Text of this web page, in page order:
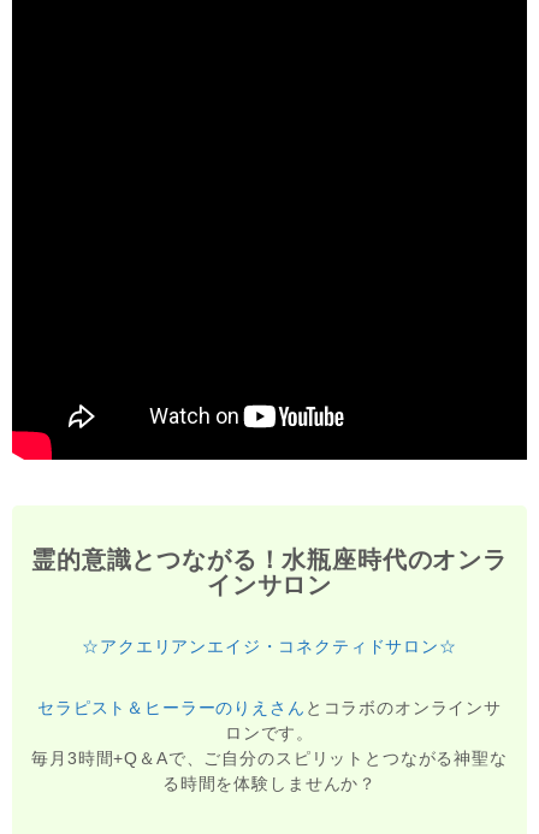
霊的意識とつながる！水瓶座時代のオンラ
インサロン
☆アクエリアンエイジ・コネクティドサロン☆
セラピスト＆ヒーラーのりえさん とコラボのオンラインサ
ロンです。
毎月3時間+Q＆Aで、ご自分のスピリットとつながる神聖な
る時間を体験しませんか？